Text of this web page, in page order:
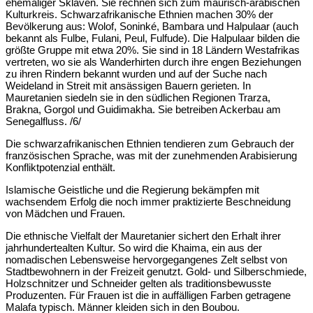
ehemaliger Sklaven. Sie rechnen sich zum maurisch-arabischen
Kulturkreis. Schwarzafrikanische Ethnien machen 30% der
Bevölkerung aus: Wolof, Soninké, Bambara und Halpulaar (auch
bekannt als Fulbe, Fulani, Peul, Fulfude). Die Halpulaar bilden die
größte Gruppe mit etwa 20%. Sie sind in 18 Ländern Westafrikas
vertreten, wo sie als Wanderhirten durch ihre engen Beziehungen
zu ihren Rindern bekannt wurden und auf der Suche nach
Weideland in Streit mit ansässigen Bauern gerieten. In
Mauretanien siedeln sie in den südlichen Regionen Trarza,
Brakna, Gorgol und Guidimakha. Sie betreiben Ackerbau am
Senegalfluss. /6/
Die schwarzafrikanischen Ethnien tendieren zum Gebrauch der
französischen Sprache, was mit der zunehmenden Arabisierung
Konfliktpotenzial enthält.
Islamische Geistliche und die Regierung bekämpfen mit
wachsendem Erfolg die noch immer praktizierte Beschneidung
von Mädchen und Frauen.
Die ethnische Vielfalt der Mauretanier sichert den Erhalt ihrer
jahrhundertealten Kultur. So wird die Khaima, ein aus der
nomadischen Lebensweise hervorgegangenes Zelt selbst von
Stadtbewohnern in der Freizeit genutzt. Gold- und Silberschmiede,
Holzschnitzer und Schneider gelten als traditionsbewusste
Produzenten. Für Frauen ist die in auffälligen Farben getragene
Malafa typisch. Männer kleiden sich in den Boubou.